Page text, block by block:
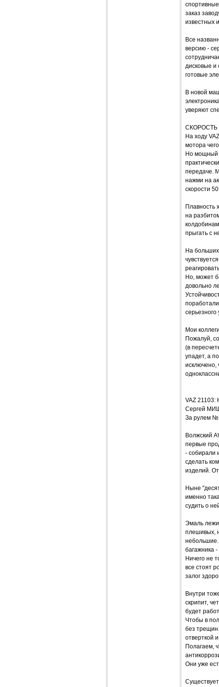
заказ
известных
Все
версию -
дисковые и
готовые
В новой
уверяют
СКОРОСТЬ
На ходу
мотора
Но мощный
передаче.
нажми на
скорости
Плавность
на
прыгать с
На больших
Но, может
довольно
Мои
Пожалуй,
(в
упадет, а
исключено,
VAZ
Сергей
За рулем
Волжский
первые
- собирали
сделать
изделий.
Ныне
именно
судить о
Эмаль
плешивых,
небольшие.
багажника
Ничего не
все стоят
залог
Внутри
скрипит,
будет
Чтобы в
без
отверткой
Полагаем,
Они уже